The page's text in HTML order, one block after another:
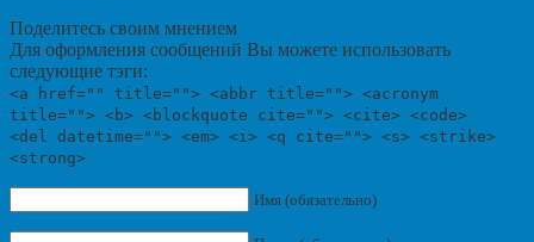
Поделитесь своим мнением
Для оформления сообщений Вы можете использовать
следующие тэги:
<a href="" title=""> <abbr title=""> <acronym
title=""> <b> <blockquote cite=""> <cite> <code>
<del datetime=""> <em> <i> <q cite=""> <s> <strike>
<strong>
Имя (обязательно)